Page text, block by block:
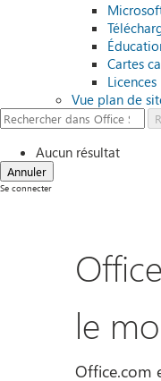
Cartes
Licences
Vue plan de
Aucun résultat
Annuler
Se connecter
le
Office.com